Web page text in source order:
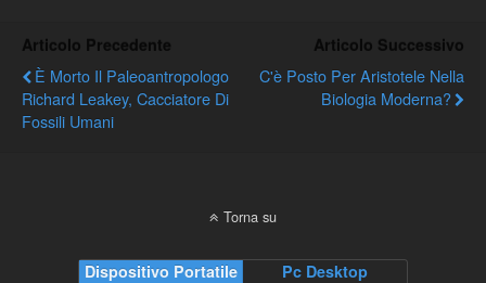
Articolo Precedente
È Morto Il Paleoantropologo
Richard Leakey, Cacciatore Di
Fossili Umani
Articolo Successivo
C'è Posto Per Aristotele Nella
Biologia Moderna?
Torna su
Dispositivo Portatile Pc Desktop